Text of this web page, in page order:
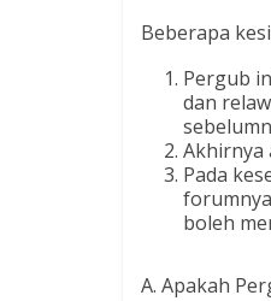
Beberapa
Pergub
dan
Akhirnya
Pada
boleh
A. Apakah